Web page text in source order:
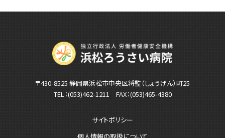
〒430-8525 静岡県浜松市中央区将監（しょうげん）町25
TEL：(053)462-1211 FAX：(053)465-4380
サイトポリシー